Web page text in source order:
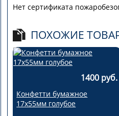
Нет сертификата
ПОХОЖИЕ
1400 руб.
Конфетти бумажное
17х55мм голубое